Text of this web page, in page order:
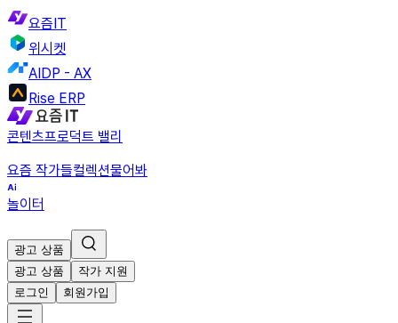
요즘IT
위시켓
AIDP - AX
Rise ERP
콘텐츠프로덕트 밸리
요즘 작가들컬렉션물어봐
놀이터
광고 상품
광고 상품
작가 지원
로그인
회원가입